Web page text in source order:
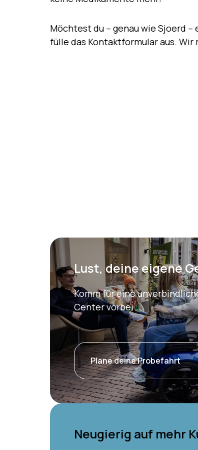
Möchtest du – genau wie Sjoerd
fülle das Kontaktformular aus.
Lust, deine eigene
Komm für eine
Center vorbei
Plane deine Probefahrt
Neugierig auf mehr